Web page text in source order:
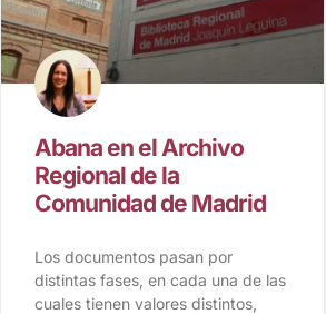
Abana en el Archivo
Regional de la
Comunidad de Madrid
Los documentos pasan por
distintas fases, en cada una de las
cuales tienen valores distintos,